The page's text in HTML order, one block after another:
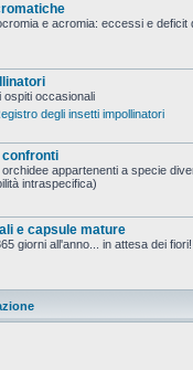
e acromia: eccessi e deficit
ospiti occasionali
degli insetti impollinatori
confronti
appartenenti a specie
intraspecifica)
e capsule mature
giorni all'anno... in attesa dei fiori!